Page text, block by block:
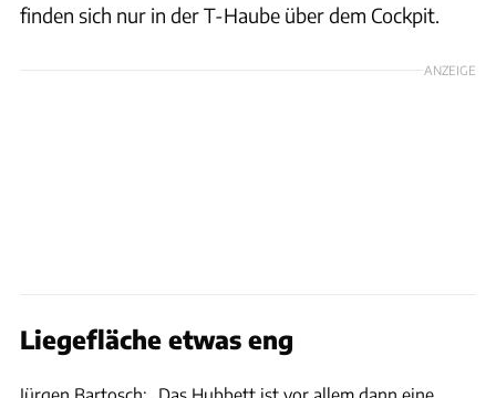
finden sich nur in der T-Haube über dem Cockpit.
ANZEIGE
Liegefläche etwas eng
Jürgen Bartosch: „Das Hubbett ist vor allem dann eine